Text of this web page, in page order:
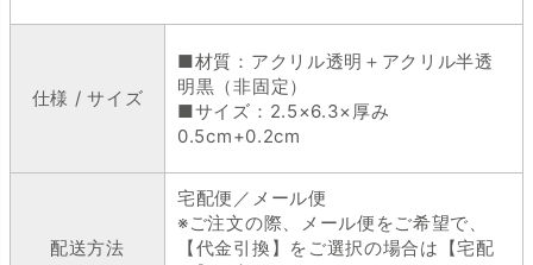
仕様 / サイズ
■材質：アクリル透明＋アクリル半透
明黒（非固定）
■サイズ：2.5×6.3×厚み
0.5cm+0.2cm
配送方法
宅配便／メール便
※ご注文の際、メール便をご希望で、
【代金引換】をご選択の場合は【宅配